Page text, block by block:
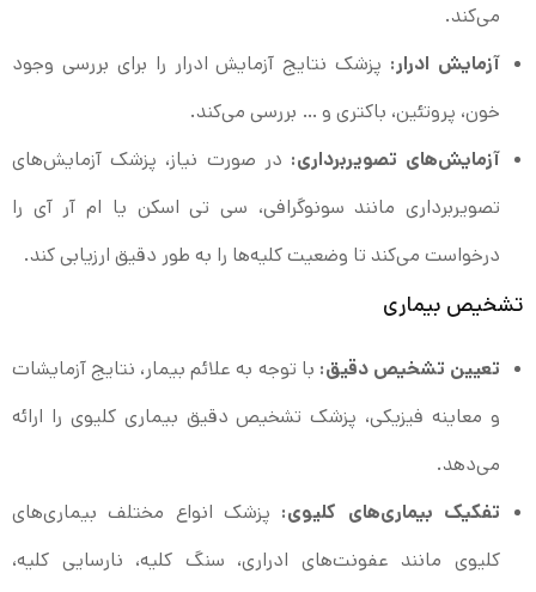
می‌کند.
آزمایش ادرار:پزشک نتایج آزمایش ادرار را برای بررسی وجود
خون، پروتئین، باکتری و … بررسی می‌کند.
آزمایش‌های تصویربرداری:در صورت نیاز، پزشک آزمایش‌های
تصویربرداری مانند سونوگرافی، سی تی اسکن یا ام آر آی را
درخواست می‌کند تا وضعیت کلیه‌ها را به طور دقیق ارزیابی کند.
تشخیص بیماری
تعیین تشخیص دقیق:با توجه به علائم بیمار، نتایج آزمایشات
و معاینه فیزیکی، پزشک تشخیص دقیق بیماری کلیوی را ارائه
می‌دهد.
تفکیک بیماری‌های کلیوی:پزشک انواع مختلف بیماری‌های
کلیوی مانند عفونت‌های ادراری، سنگ کلیه، نارسایی کلیه،